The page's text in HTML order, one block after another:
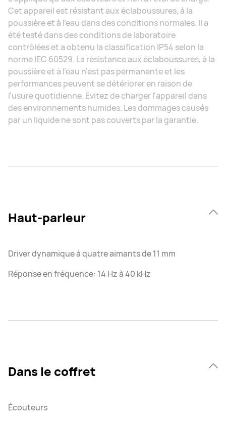
Cet appareil est résistant aux éclaboussures, à la
poussière et à l'eau dans des conditions normales. Il a
été testé dans des conditions de laboratoire
contrôlées et a obtenu la classification IP54 selon la
norme IEC 60529. La résistance aux éclaboussures, à la
poussière et à l'eau n'est pas permanente et les
performances peuvent se détériorer en raison de
l'usure quotidienne. Évitez de charger l'appareil dans
des environnements humides. Les dommages causés
par un liquide ne sont pas couverts par la garantie.
Haut-parleur
Driver dynamique à quatre aimants de 11 mm
Réponse en fréquence: 14 Hz à 40 kHz
Dans le coffret
Écouteurs